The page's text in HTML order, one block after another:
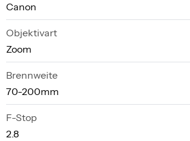
Canon
Objektivart
Zoom
Brennweite
70-200mm
F-Stop
2.8